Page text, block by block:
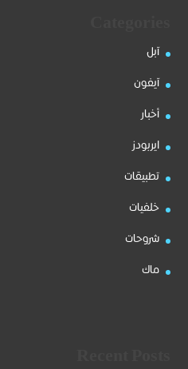
آبل
آيفون
أخبار
ايربودز
تطبيقات
خلفيات
شروحات
ماك